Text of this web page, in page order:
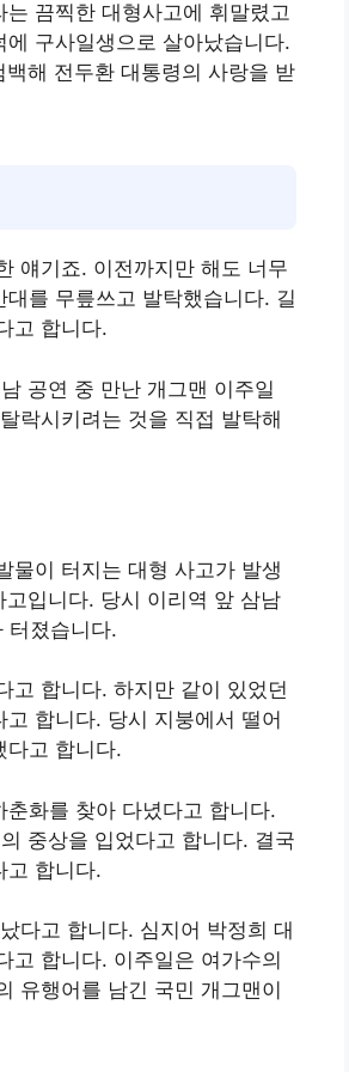
끔찍한 대형사고에 휘말렸고
구사일생으로 살아났습니다.
해 전두환 대통령의 사랑을 받
얘기죠. 이전까지만 해도 너무
를 무릎쓰고 발탁했습니다. 길
고 합니다.
공연 중 만난 개그맨 이주일
락시키려는 것을 직접 발탁해
물이 터지는 대형 사고가 발생
입니다. 당시 이리역 앞 삼남
터졌습니다.
고 합니다. 하지만 같이 있었던
합니다. 당시 지붕에서 떨어
다고 합니다.
화를 찾아 다녔다고 합니다.
중상을 입었다고 합니다. 결국
고 합니다.
다고 합니다. 심지어 박정희 대
고 합니다. 이주일은 여가수의
유행어를 남긴 국민 개그맨이